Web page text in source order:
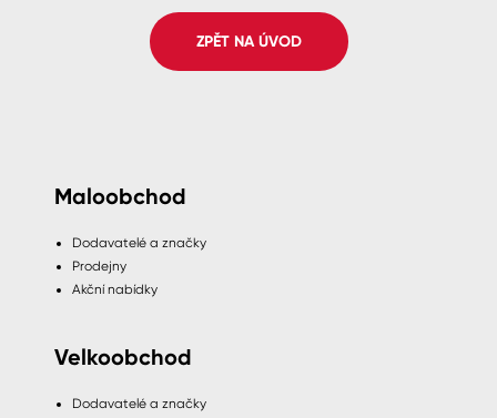
Spreje ZPĚT NA ÚVOD
Maloobchod
Dodavatelé a značky
Prodejny
Akční nabídky
Velkoobchod
Dodavatelé a značky